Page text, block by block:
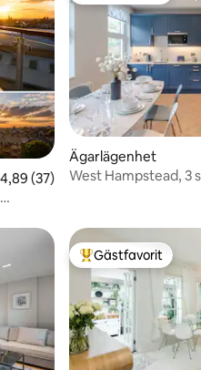
av 5 i genomsnittligt betyg,
4,89 (37)
Ägarlägenhet
West Hampstead, 3
Populär gästfavorit
Gästfavorit